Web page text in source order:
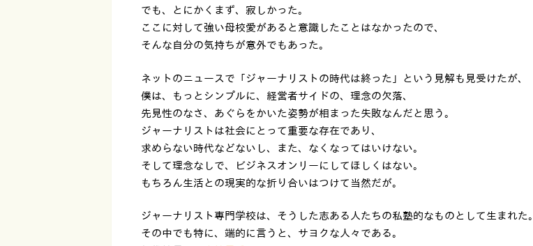
でも、とにかくまず、寂しかった。
ここに対して強い母校愛があると意識したことはなかったので、
そんな自分の気持ちが意外でもあった。
ネットのニュースで「ジャーナリストの時代は終った」という見解も見受けたが、
僕は、もっとシンプルに、経営者サイドの、理念の欠落、
先見性のなさ、あぐらをかいた姿勢が相まった失敗なんだと思う。
ジャーナリストは社会にとって重要な存在であり、
求めらない時代などないし、また、なくなってはいけない。
そして理念なしで、ビジネスオンリーにしてほしくはない。
もちろん生活との現実的な折り合いはつけて当然だが。
ジャーナリスト専門学校は、そうした志ある人たちの私塾的なものとして生まれた。
その中でも特に、端的に言うと、サヨクな人々である。